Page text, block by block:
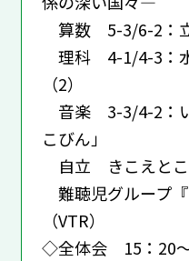
算数 5-3/6-2：
理科 4-1/4-3：
（2）
音楽 3-3/4-2：
こびん」
自立 きこえとこ
難聴児グループ『
（VTR）
◇全体会 15：20